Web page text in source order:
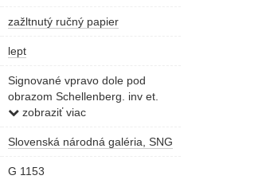
zažltnutý ručný papier
lept
Signované vpravo dole pod
obrazom Schellenberg. inv et.
feczobraziť viac
Slovenská národná galéria, SNG
G 1153